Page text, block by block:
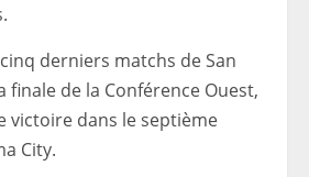
derniers matchs de San
finale de la Conférence Ouest,
victoire dans le septième
City.